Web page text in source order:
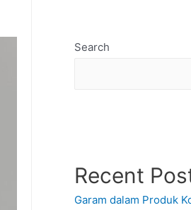
Search
Recent
Garam dalam Produk